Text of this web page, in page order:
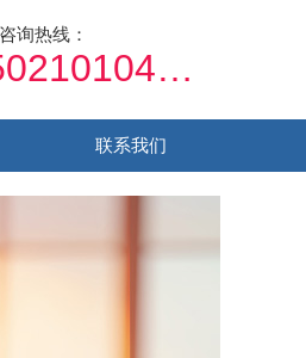
询热线：
15021010459
联系我们